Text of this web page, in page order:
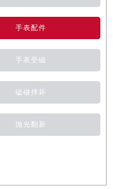
手表配件
手表受磁
磕碰摔坏
抛光翻新